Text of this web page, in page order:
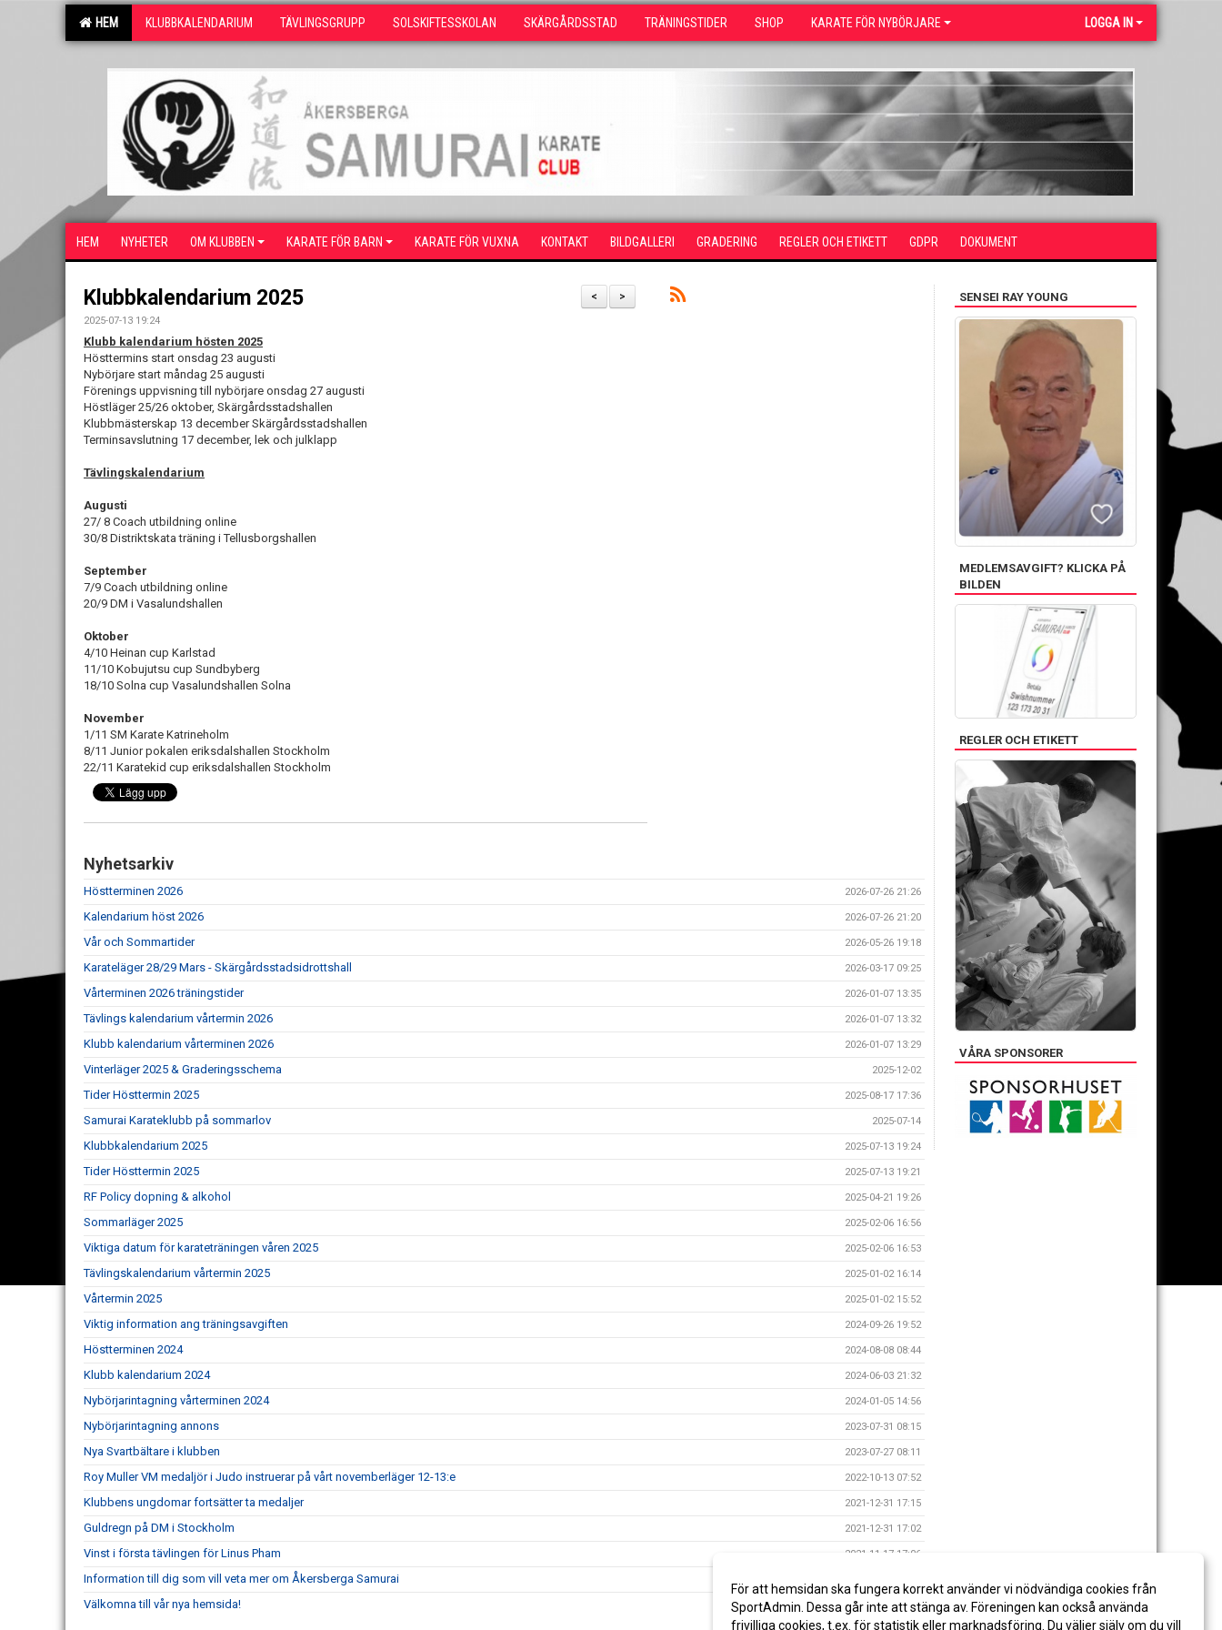
HEM KLUBBKALENDARIUM TÄVLINGSGRUPP SOLSKIFTESSKOLAN SKÄRGÅRDSSTAD TRÄNINGSTIDER SHOP KARATE FÖR NYBÖRJARE LOGGA IN
HEM NYHETER OM KLUBBEN KARATE FÖR BARN KARATE FÖR VUXNA KONTAKT BILDGALLERI GRADERING REGLER OCH ETIKETT GDPR DOKUMENT
>
<
Klubbkalendarium 2025
2025-07-13 19:24
Klubb kalendarium hösten 2025
Hösttermins start onsdag 23 augusti
Nybörjare start måndag 25 augusti
Förenings uppvisning till nybörjare onsdag 27 augusti
Höstläger 25/26 oktober, Skärgårdsstadshallen
Klubbmästerskap 13 december Skärgårdsstadshallen
Terminsavslutning 17 december, lek och julklapp
Tävlingskalendarium
Augusti
27/ 8 Coach utbildning online
30/8 Distriktskata träning i Tellusborgshallen
September
7/9 Coach utbildning online
20/9 DM i Vasalundshallen
Oktober
4/10 Heinan cup Karlstad
11/10 Kobujutsu cup Sundbyberg
18/10 Solna cup Vasalundshallen Solna
November
1/11 SM Karate Katrineholm
8/11 Junior pokalen eriksdalshallen Stockholm
22/11 Karatekid cup eriksdalshallen Stockholm
Nyhetsarkiv
Höstterminen 2026 2026-07-26 21:26
Kalendarium höst 2026 2026-07-26 21:20
Vår och Sommartider 2026-05-26 19:18
Karateläger 28/29 Mars - Skärgårdsstadsidrottshall 2026-03-17 09:25
Vårterminen 2026 träningstider 2026-01-07 13:35
Tävlings kalendarium vårtermin 2026 2026-01-07 13:32
Klubb kalendarium vårterminen 2026 2026-01-07 13:29
Vinterläger 2025 & Graderingsschema 2025-12-02
Tider Hösttermin 2025 2025-08-17 17:36
Samurai Karateklubb på sommarlov 2025-07-14
Klubbkalendarium 2025 2025-07-13 19:24
Tider Hösttermin 2025 2025-07-13 19:21
RF Policy dopning & alkohol 2025-04-21 19:26
Sommarläger 2025 2025-02-06 16:56
Viktiga datum för karateträningen våren 2025 2025-02-06 16:53
Tävlingskalendarium vårtermin 2025 2025-01-02 16:14
Vårtermin 2025 2025-01-02 15:52
Viktig information ang träningsavgiften 2024-09-26 19:52
Höstterminen 2024 2024-08-08 08:44
Klubb kalendarium 2024 2024-06-03 21:32
Nybörjarintagning vårterminen 2024 2024-01-05 14:56
Nybörjarintagning annons 2023-07-31 08:15
Nya Svartbältare i klubben 2023-07-27 08:11
Roy Muller VM medaljör i Judo instruerar på vårt novemberläger 12-13:e 2022-10-13 07:52
Klubbens ungdomar fortsätter ta medaljer 2021-12-31 17:15
Guldregn på DM i Stockholm 2021-12-31 17:02
Vinst i första tävlingen för Linus Pham 2021-11-17 17:06
Information till dig som vill veta mer om Åkersberga Samurai
Välkomna till vår nya hemsida! 2021-09-22 08:49
SENSEI RAY YOUNG
MEDLEMSAVGIFT? KLICKA PÅ
BILDEN
REGLER OCH ETIKETT
VÅRA SPONSORER
För att hemsidan ska fungera korrekt använder vi nödvändiga cookies från
SportAdmin. Dessa går inte att stänga av. Föreningen kan också använda
frivilliga cookies, t.ex. för statistik eller marknadsföring. Du väljer själv om du vill